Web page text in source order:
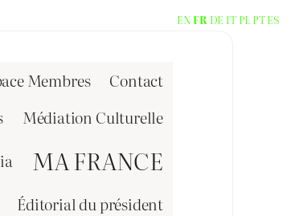
Membres
Contact
Médiation Culturelle
MA FRANCE
Éditorial du président
EN FR DE IT PL PTES